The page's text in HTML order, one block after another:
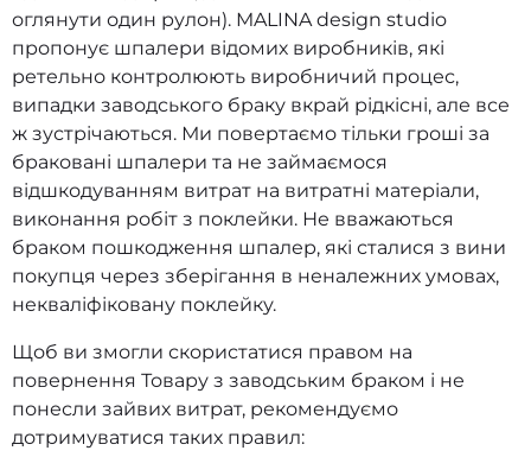
оглянути один рулон). MALINA design studio
пропонує шпалери відомих виробників, які
ретельно контролюють виробничий процес,
випадки заводського браку вкрай рідкісні, але все
ж зустрічаються. Ми повертаємо тільки гроші за
браковані шпалери та не займаємося
відшкодуванням витрат на витратні матеріали,
виконання робіт з поклейки. Не вважаються
браком пошкодження шпалер, які сталися з вини
покупця через зберігання в неналежних умовах,
некваліфіковану поклейку.
Щоб ви змогли скористатися правом на
повернення Товару з заводським браком і не
понесли зайвих витрат, рекомендуємо
дотримуватися таких правил: